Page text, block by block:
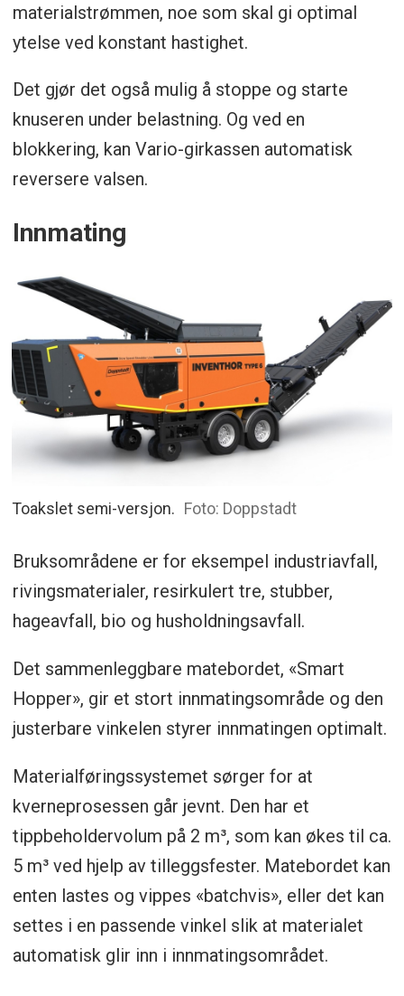
materialstrømmen, noe som skal gi optimal
ytelse ved konstant hastighet.
Det gjør det også mulig å stoppe og starte
knuseren under belastning. Og ved en
blokkering, kan Vario-girkassen automatisk
reversere valsen.
Innmating
Toakslet semi-versjon. Foto: Doppstadt
Bruksområdene er for eksempel industriavfall,
rivingsmaterialer, resirkulert tre, stubber,
hageavfall, bio og husholdningsavfall.
Det sammenleggbare matebordet, «Smart
Hopper», gir et stort innmatingsområde og den
justerbare vinkelen styrer innmatingen optimalt.
Materialføringssystemet sørger for at
kverneprosessen går jevnt. Den har et
tippbeholdervolum på 2 m³, som kan økes til ca.
5 m³ ved hjelp av tilleggsfester. Matebordet kan
enten lastes og vippes «batchvis», eller det kan
settes i en passende vinkel slik at materialet
automatisk glir inn i innmatingsområdet.